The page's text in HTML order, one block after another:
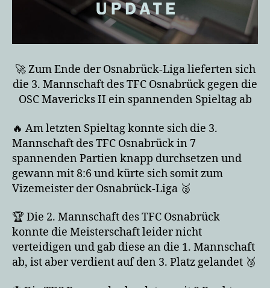
🚀 Zum Ende der Osnabrück-Liga lieferten sich
die 3. Mannschaft des TFC Osnabrück gegen die
OSC Mavericks II ein spannenden Spieltag ab
🔥 Am letzten Spieltag konnte sich die 3.
Mannschaft des TFC Osnabrück in 7
spannenden Partien knapp durchsetzen und
gewann mit 8:6 und kürte sich somit zum
Vizemeister der Osnabrück-Liga 🥈
🏆 Die 2. Mannschaft des TFC Osnabrück
konnte die Meisterschaft leider nicht
verteidigen und gab diese an die 1. Mannschaft
ab, ist aber verdient auf den 3. Platz gelandet 🥉